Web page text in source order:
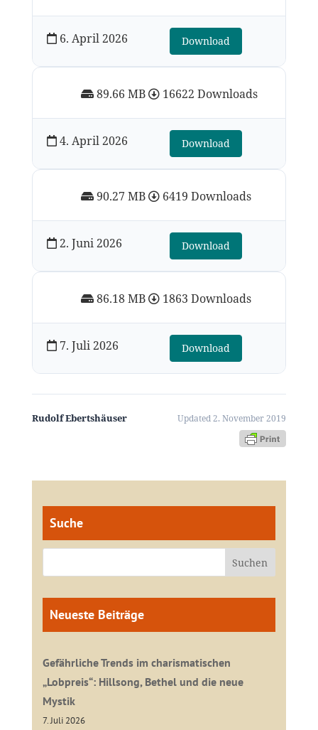
86.18 MB 1863 Downloads
7. Juli 2026 Download
90.27 MB 6419 Downloads
2. Juni 2026 Download
6. April 2026 Download
89.66 MB 16622 Downloads
4. April 2026 Download
Rudolf Ebertshäuser Updated 2. November 2019
Suche
Neueste Beiträge
Gefährliche Trends im charismatischen
„Lobpreis“: Hillsong, Bethel und die neue
Mystik
7. Juli 2026